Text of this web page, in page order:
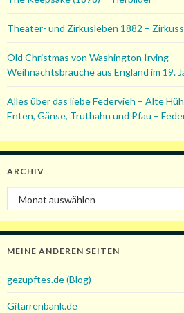
Theater- und Zirkusleben 1882 –
Old Christmas von Washington Irving –
Weihnachtsbräuche aus England im 19.
Alles über das liebe Federvieh – Alte
Enten, Gänse, Truthahn und Pfau –
ARCHIV
Archiv
MEINE ANDEREN SEITEN
gezupftes.de (Blog)
Gitarrenbank.de